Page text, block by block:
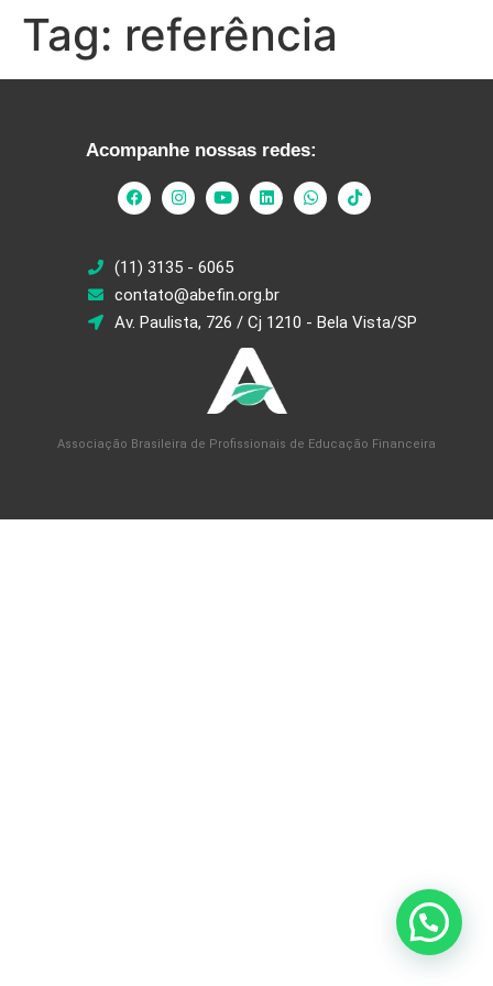
Tag: referência
Acompanhe nossas redes:
(11) 3135 - 6065
contato@abefin.org.br
Av. Paulista, 726 / Cj 1210 - Bela Vista/SP
Associação Brasileira de Profissionais de Educação Financeira